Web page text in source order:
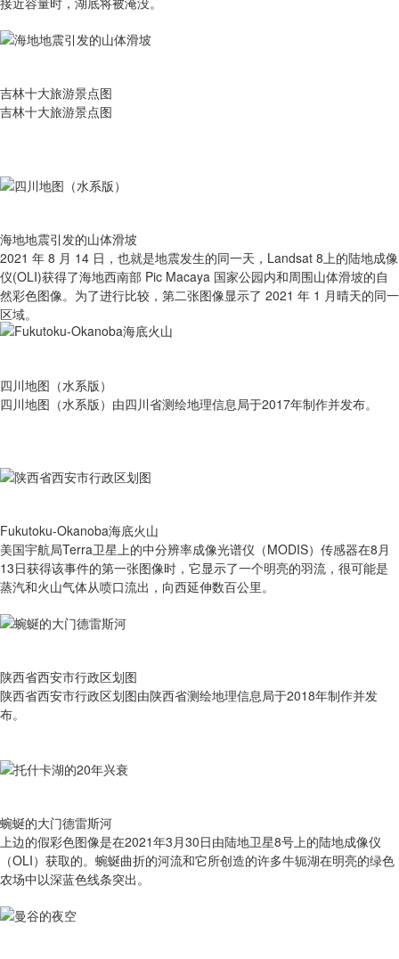
吉林十大旅游景点图
吉林十大旅游景点图
海地地震引发的山体滑坡
2021 年 8 月 14 日，也就是地震发生的同一天，Landsat 8上的陆地成像
仪(OLI)获得了海地西南部 Pic Macaya 国家公园内和周围山体滑坡的自
然彩色图像。为了进行比较，第二张图像显示了 2021 年 1 月晴天的同一
区域。
四川地图（水系版）
四川地图（水系版）由四川省测绘地理信息局于2017年制作并发布。
Fukutoku-Okanoba海底火山
美国宇航局Terra卫星上的中分辨率成像光谱仪（MODIS）传感器在8月
13日获得该事件的第一张图像时，它显示了一个明亮的羽流，很可能是
蒸汽和火山气体从喷口流出，向西延伸数百公里。
陕西省西安市行政区划图
陕西省西安市行政区划图由陕西省测绘地理信息局于2018年制作并发
布。
蜿蜒的大门德雷斯河
上边的假彩色图像是在2021年3月30日由陆地卫星8号上的陆地成像仪
（OLI）获取的。蜿蜒曲折的河流和它所创造的许多牛轭湖在明亮的绿色
农场中以深蓝色线条突出。